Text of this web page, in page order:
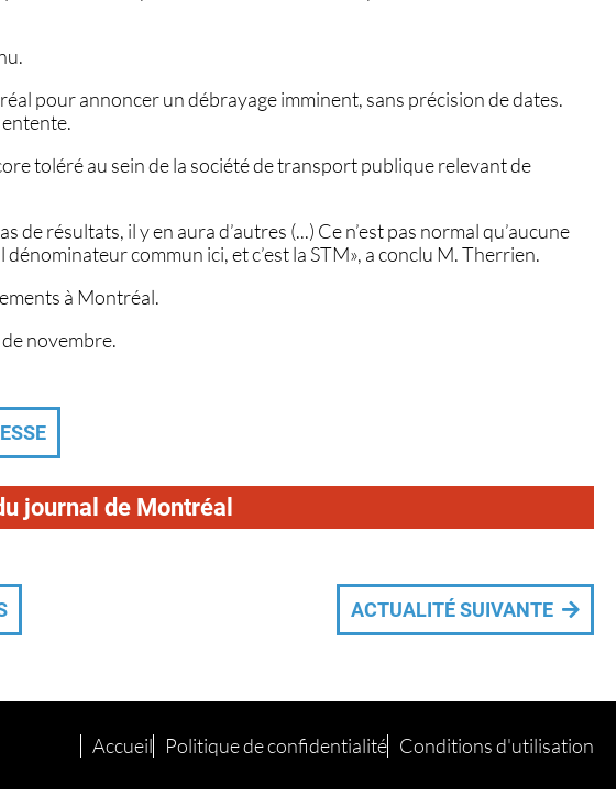
pour annoncer un débrayage imminent, sans précision de dates.
toléré au sein de la société de transport publique relevant de
résultats, il y en aura d’autres (...) Ce n’est pas normal qu’aucune
commun ici, et c’est la STM», a conclu M. Therrien.
à Montréal.
novembre.
journal de Montréal
ACTUALITÉ SUIVANTE
Accueil Politique de confidentialité Conditions d'utilisation